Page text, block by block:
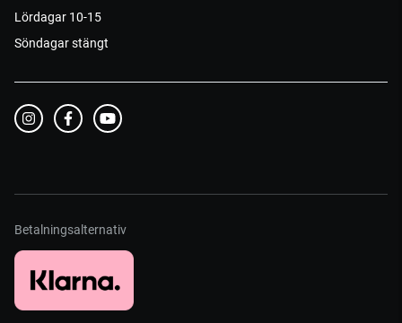
Lördagar 10-15
Söndagar stängt
Betalningsalternativ